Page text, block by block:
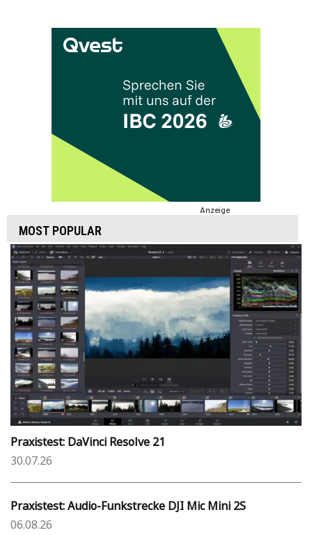
Anzeige
MOST POPULAR
Praxistest: DaVinci Resolve 21
30.07.26
Praxistest: Audio-Funkstrecke DJI Mic Mini 2S
06.08.26